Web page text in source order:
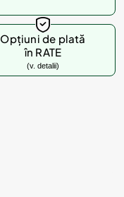
Opțiuni de plată
în RATE
(v. detalii)